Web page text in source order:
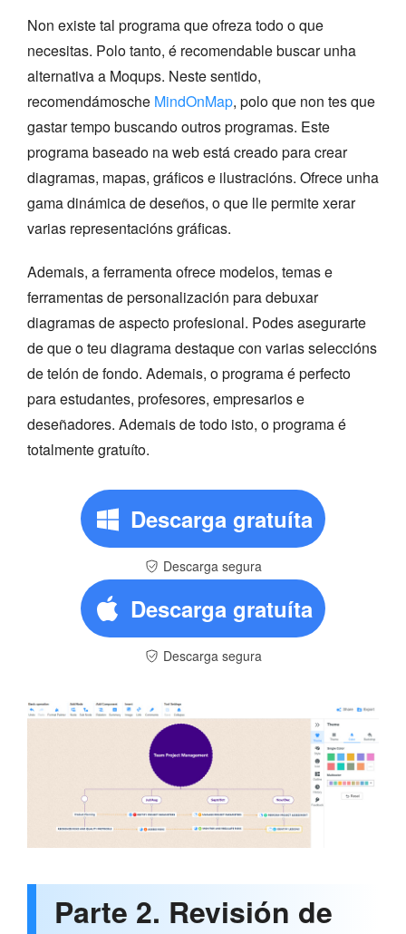
Non existe tal programa que ofreza todo o que
necesitas. Polo tanto, é recomendable buscar unha
alternativa a Moqups. Neste sentido,
recomendámosche MindOnMap, polo que non tes que
gastar tempo buscando outros programas. Este
programa baseado na web está creado para crear
diagramas, mapas, gráficos e ilustracións. Ofrece unha
gama dinámica de deseños, o que lle permite xerar
varias representacións gráficas.
Ademais, a ferramenta ofrece modelos, temas e
ferramentas de personalización para debuxar
diagramas de aspecto profesional. Podes asegurarte
de que o teu diagrama destaque con varias seleccións
de telón de fondo. Ademais, o programa é perfecto
para estudantes, profesores, empresarios e
deseñadores. Ademais de todo isto, o programa é
totalmente gratuíto.
Descarga gratuíta
Descarga segura
Descarga gratuíta
Descarga segura
Parte 2. Revisión de